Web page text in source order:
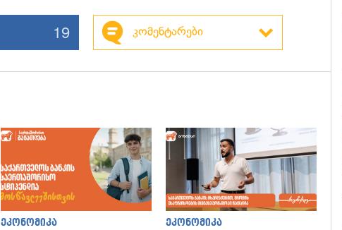
19 კომენტარები
გადახედვა
ეკონომიკა ეკონომიკა